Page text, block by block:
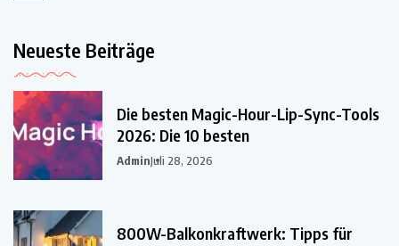
Neueste Beiträge
Die besten Magic-Hour-Lip-Sync-Tools
2026: Die 10 besten
AdminJuli 28, 2026
800W-Balkonkraftwerk: Tipps für